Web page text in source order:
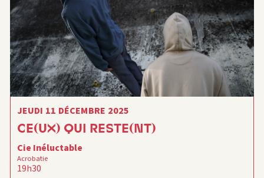
JEUDI 11 DÉCEMBRE 2025
CE(UX) QUI RESTE(NT)
Cie Inéluctable
Acrobatie
19h30